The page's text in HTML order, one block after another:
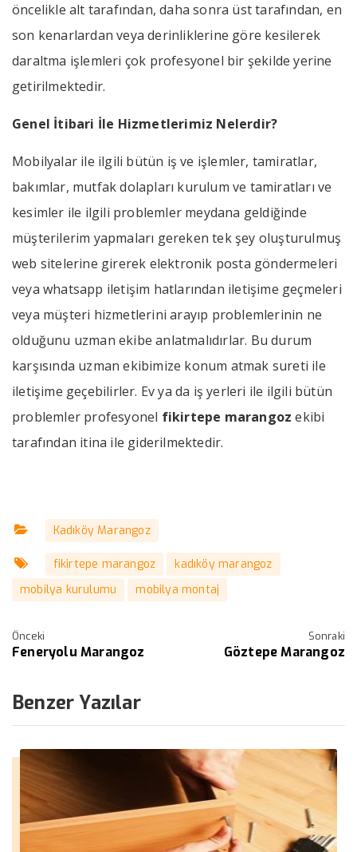
öncelikle alt tarafından, daha sonra üst tarafından, en
son kenarlardan veya derinliklerine göre kesilerek
daraltma işlemleri çok profesyonel bir şekilde yerine
getirilmektedir.
Genel İtibari İle Hizmetlerimiz Nelerdir?
Mobilyalar ile ilgili bütün iş ve işlemler, tamiratlar,
bakımlar, mutfak dolapları kurulum ve tamiratları ve
kesimler ile ilgili problemler meydana geldiğinde
müşterilerim yapmaları gereken tek şey oluşturulmuş
web sitelerine girerek elektronik posta göndermeleri
veya whatsapp iletişim hatlarından iletişime geçmeleri
veya müşteri hizmetlerini arayıp problemlerinin ne
olduğunu uzman ekibe anlatmalıdırlar. Bu durum
karşısında uzman ekibimize konum atmak sureti ile
iletişime geçebilirler. Ev ya da iş yerleri ile ilgili bütün
problemler profesyonel fikirtepe marangoz ekibi
tarafından itina ile giderilmektedir.
Kadıköy Marangoz
fikirtepe marangoz
kadıköy marangoz
mobilya kurulumu
mobilya montaj
Önceki
Feneryolu Marangoz
Sonraki
Göztepe Marangoz
Benzer Yazılar